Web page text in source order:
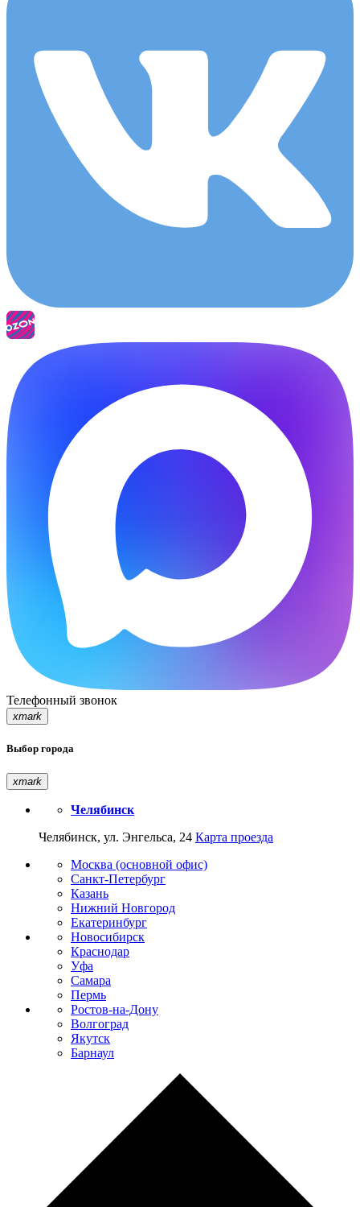
Телефонный звонок
xmark
Выбор города
xmark
Челябинск
Челябинск, ул. Энгельса, 24 Карта проезда
Москва (основной офис)
Санкт-Петербург
Казань
Нижний Новгород
Екатеринбург
Новосибирск
Краснодар
Уфа
Самара
Пермь
Ростов-на-Дону
Волгоград
Якутск
Барнаул